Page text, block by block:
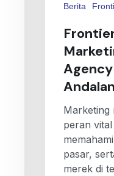
Berita
Marketing
peran
pasar,
merek di